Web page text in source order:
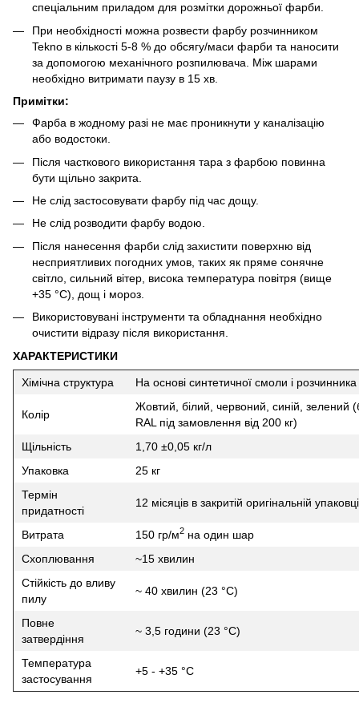
спеціальним приладом для розмітки дорожньої фарби.
При необхідності можна розвести фарбу розчинником
Tekno в кількості 5-8 % до обсягу/маси фарби та наносити
за допомогою механічного розпилювача. Між шарами
необхідно витримати паузу в 15 хв.
Примітки:
Фарба в жодному разі не має проникнути у каналізацію
або водостоки.
Після часткового використання тара з фарбою повинна
бути щільно закрита.
Не слід застосовувати фарбу під час дощу.
Не слід розводити фарбу водою.
Після нанесення фарби слід захистити поверхню від
несприятливих погодних умов, таких як пряме сонячне
світло, сильний вітер, висока температура повітря (вище
+35 °C), дощ і мороз.
Використовувані інструменти та обладнання необхідно
очистити відразу після використання.
ХАРАКТЕРИСТИКИ
Хімічна структура На основі синтетичної смоли і розчинника
Колір
Жовтий, білий, червоний, синій, зелений
RAL під замовлення від 200 кг)
Щільність
1,70 ±0,05 кг/л
Упаковка
25 кг
Термін
придатності
12 місяців в закритій оригінальній упаковці
Витрата 150 гр/м2 на один шар
Схоплювання
~15 хвилин
Стійкість до вливу
пилу
~ 40 хвилин (23 °C)
Повне
затвердіння
~ 3,5 години (23 °C)
Температура
застосування
+5 - +35 °C